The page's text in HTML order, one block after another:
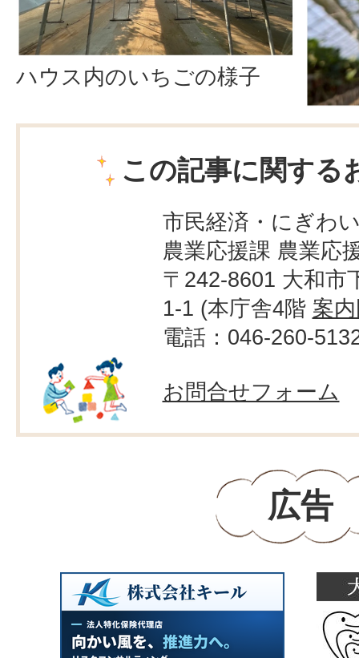
ハウス内のいちごの様子
この記事に関する
市民経済・にぎわ
農業応援課 農業応
〒242-8601 大和市
1-1 (本庁舎4階 案
電話：046-260-
お問合せフォーム
広告